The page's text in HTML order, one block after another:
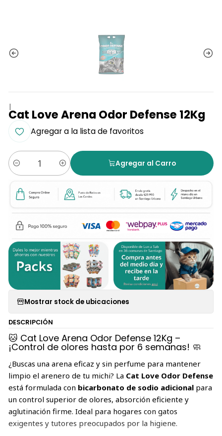
|
Cat Love Arena Odor Defense 12Kg
Agregar a la lista de favoritos
Cantidad
Agregar al Carro
Mostrar stock de ubicaciones
DESCRIPCIÓN
🐱 Cat Love Arena Odor Defense 12Kg –
¡Control de olores hasta por 6 semanas! 🧼
¿Buscas una arena eficaz y sin perfume para mantener
limpio el arenero de tu michi? La Cat Love Odor Defense
está formulada con bicarbonato de sodio adicionalpara
un control superior de olores, absorción eficiente y
aglutinación firme. Ideal para hogares con gatos
exigentes y tutores preocupados por la higiene.